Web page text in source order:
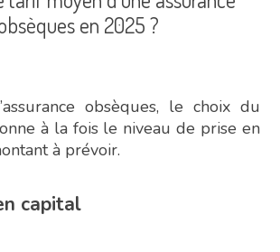
en 2025 ?
obsèques, le choix du
à la fois le niveau de prise en
à prévoir.
capital